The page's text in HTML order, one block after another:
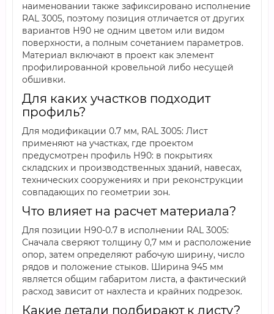
наименовании также зафиксировано исполнение
RAL 3005, поэтому позиция отличается от других
вариантов Н90 не одним цветом или видом
поверхности, а полным сочетанием параметров.
Материал включают в проект как элемент
профилированной кровельной либо несущей
обшивки.
Для каких участков подходит
профиль?
Для модификации 0.7 мм, RAL 3005: Лист
применяют на участках, где проектом
предусмотрен профиль Н90: в покрытиях
складских и производственных зданий, навесах,
технических сооружениях и при реконструкции
совпадающих по геометрии зон.
Что влияет на расчет материала?
Для позиции Н90-0.7 в исполнении RAL 3005:
Сначала сверяют толщину 0,7 мм и расположение
опор, затем определяют рабочую ширину, число
рядов и положение стыков. Ширина 945 мм
является общим габаритом листа, а фактический
расход зависит от нахлеста и крайних подрезок.
Какие детали подбирают к листу?